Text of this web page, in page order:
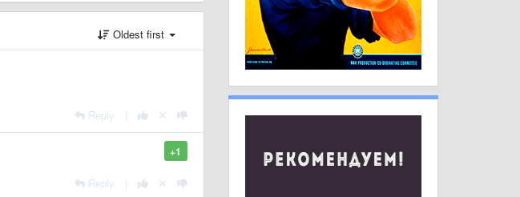
Oldest first
Reply
+1
Reply